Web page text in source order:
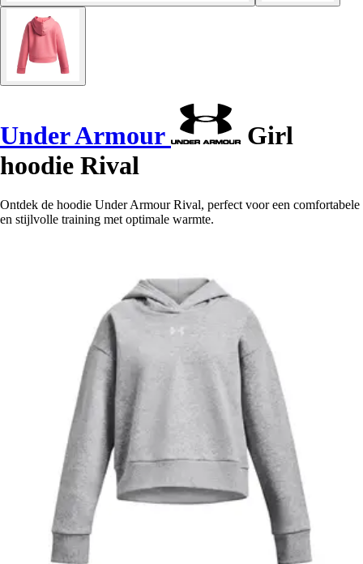
Under Armour
Girl
hoodie Rival
Ontdek de hoodie Under Armour Rival, perfect voor een comfortabele
en stijlvolle training met optimale warmte.